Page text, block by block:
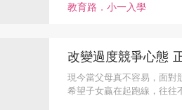
教育路．小一入學
改
現今當父母真不容易，面對
希望子女贏在起跑線，往往